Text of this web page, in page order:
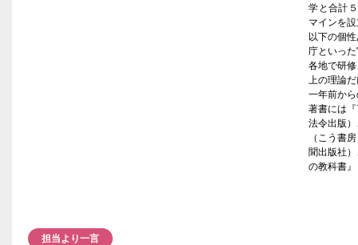
学と合計
マインを
以下の個
庁といっ
各地で研
上の理論
一年前か
著書には
法令出版
（こう書
聞出版社
の教科書
担当より一言